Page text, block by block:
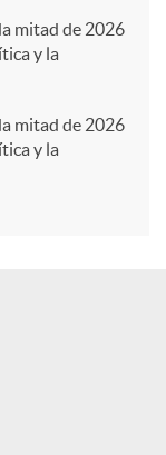
mitad de 2026
y la
mitad de 2026
y la